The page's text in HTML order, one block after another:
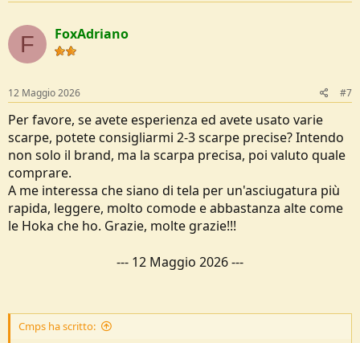
F FoxAdriano
12 Maggio 2026 #7
Per favore, se avete esperienza ed avete usato varie
scarpe, potete consigliarmi 2-3 scarpe precise? Intendo
non solo il brand, ma la scarpa precisa, poi valuto quale
comprare.
A me interessa che siano di tela per un'asciugatura più
rapida, leggere, molto comode e abbastanza alte come
le Hoka che ho. Grazie, molte grazie!!!
--- 12 Maggio 2026---
Cmps ha scritto: